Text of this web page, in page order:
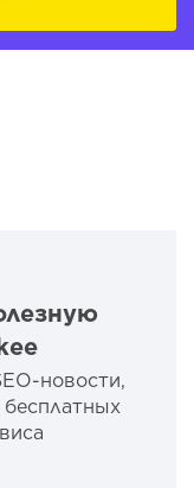
новости,
бесплатных